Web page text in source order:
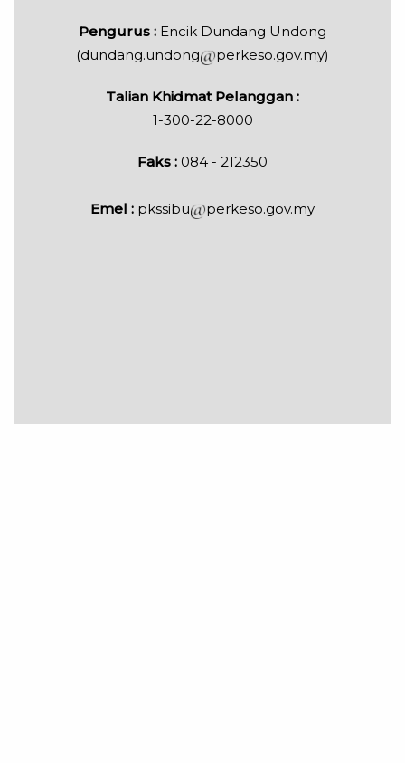
Pengurus : Encik Dundang Undong
(dundang.undong
perkeso.gov.my)
Talian Khidmat Pelanggan :
1-300-22-8000
Faks : 084 - 212350
Emel : pkssibu perkeso.gov.my